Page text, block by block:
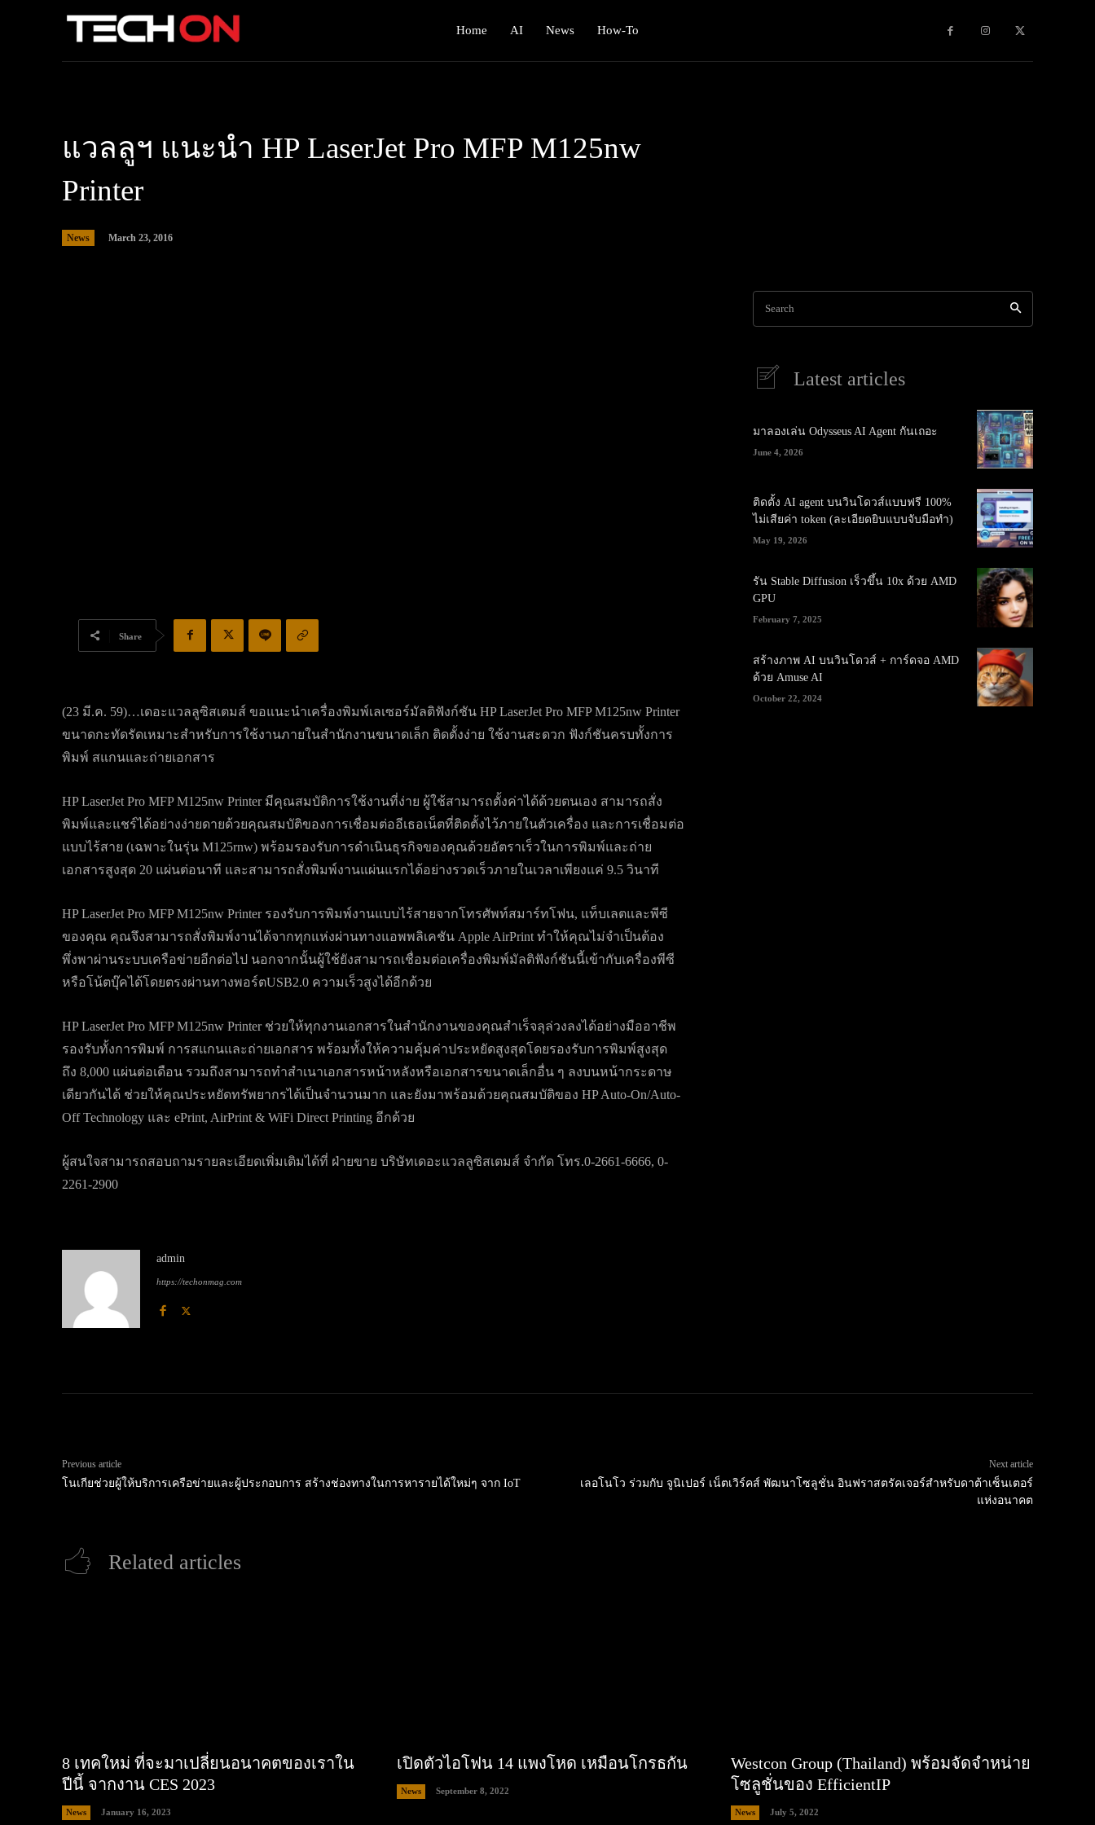
Home AI News How-To
แวลลูฯ แนะนำ HP LaserJet Pro MFP M125nw
Printer
News March 23, 2016
Share
(23 มี.ค. 59)…เดอะแวลลูซิสเตมส์ ขอแนะนำเครื่องพิมพ์เลเซอร์มัลติฟังก์ชัน HP LaserJet Pro MFP M125nw Printer
ขนาดกะทัดรัดเหมาะสำหรับการใช้งานภายในสำนักงานขนาดเล็ก ติดตั้งง่าย ใช้งานสะดวก ฟังก์ชันครบทั้งการ
พิมพ์ สแกนและถ่ายเอกสาร
HP LaserJet Pro MFP M125nw Printer มีคุณสมบัติการใช้งานที่ง่าย ผู้ใช้สามารถตั้งค่าได้ด้วยตนเอง สามารถสั่ง
พิมพ์และแชร์ได้อย่างง่ายดายด้วยคุณสมบัติของการเชื่อมต่ออีเธอเน็ตที่ติดตั้งไว้ภายในตัวเครื่อง และการเชื่อมต่อ
แบบไร้สาย (เฉพาะในรุ่น M125rnw) พร้อมรองรับการดำเนินธุรกิจของคุณด้วยอัตราเร็วในการพิมพ์และถ่าย
เอกสารสูงสุด 20 แผ่นต่อนาที และสามารถสั่งพิมพ์งานแผ่นแรกได้อย่างรวดเร็วภายในเวลาเพียงแค่ 9.5 วินาที
HP LaserJet Pro MFP M125nw Printer รองรับการพิมพ์งานแบบไร้สายจากโทรศัพท์สมาร์ทโฟน, แท็บเลตและพีซี
ของคุณ คุณจึงสามารถสั่งพิมพ์งานได้จากทุกแห่งผ่านทางแอพพลิเคชัน Apple AirPrint ทำให้คุณไม่จำเป็นต้อง
พึ่งพาผ่านระบบเครือข่ายอีกต่อไป นอกจากนั้นผู้ใช้ยังสามารถเชื่อมต่อเครื่องพิมพ์มัลติฟังก์ชันนี้เข้ากับเครื่องพีซี
หรือโน้ตบุ๊คได้โดยตรงผ่านทางพอร์ตUSB2.0 ความเร็วสูงได้อีกด้วย
HP LaserJet Pro MFP M125nw Printer ช่วยให้ทุกงานเอกสารในสำนักงานของคุณสำเร็จลุล่วงลงได้อย่างมืออาชีพ
รองรับทั้งการพิมพ์ การสแกนและถ่ายเอกสาร พร้อมทั้งให้ความคุ้มค่าประหยัดสูงสุดโดยรองรับการพิมพ์สูงสุด
ถึง 8,000 แผ่นต่อเดือน รวมถึงสามารถทำสำเนาเอกสารหน้าหลังหรือเอกสารขนาดเล็กอื่น ๆ ลงบนหน้ากระดาษ
เดียวกันได้ ช่วยให้คุณประหยัดทรัพยากรได้เป็นจำนวนมาก และยังมาพร้อมด้วยคุณสมบัติของ HP Auto-On/Auto-
Off Technology และ ePrint, AirPrint & WiFi Direct Printing อีกด้วย
ผู้สนใจสามารถสอบถามรายละเอียดเพิ่มเติมได้ที่ ฝ่ายขาย บริษัทเดอะแวลลูซิสเตมส์ จำกัด โทร.0-2661-6666, 0-
2261-2900
admin
https://techonmag.com
Search
Latest articles
มาลองเล่น Odysseus AI Agent กันเถอะ
June 4, 2026
ติดตั้ง AI agent บนวินโดวส์แบบฟรี 100%
ไม่เสียค่า token (ละเอียดยิบแบบจับมือทำ)
May 19, 2026
รัน Stable Diffusion เร็วขึ้น 10x ด้วย AMD
GPU
February 7, 2025
สร้างภาพ AI บนวินโดวส์ + การ์ดจอ AMD
ด้วย Amuse AI
October 22, 2024
Previous article
โนเกียช่วยผู้ให้บริการเครือข่ายและผู้ประกอบการ สร้างช่องทางในการหารายได้ใหม่ๆ จาก IoT
Next article
เลอโนโว ร่วมกับ จูนิเปอร์ เน็ตเวิร์คส์ พัฒนาโซลูชั่น อินฟราสตรัคเจอร์สำหรับดาต้าเซ็นเตอร์
แห่งอนาคต
Related articles
8 เทคใหม่ ที่จะมาเปลี่ยนอนาคตของเราใน
ปีนี้ จากงาน CES 2023
News January 16, 2023
เปิดตัวไอโฟน 14 แพงโหด เหมือนโกรธกัน
News September 8, 2022
Westcon Group (Thailand) พร้อมจัดจำหน่าย
โซลูชั่นของ EfficientIP
News July 5, 2022